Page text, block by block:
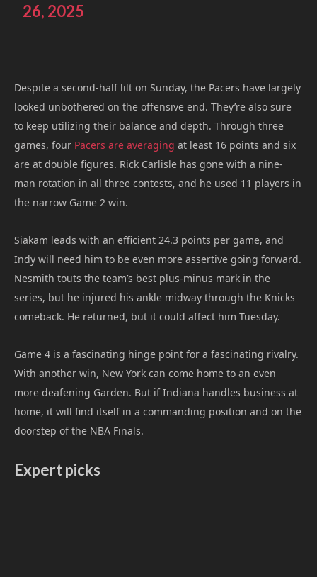
26, 2025
Despite a second-half lilt on Sunday, the Pacers have largely
looked unbothered on the offensive end. They’re also sure
to keep utilizing their balance and depth. Through three
games, four Pacers are averaging at least 16 points and six
are at double figures. Rick Carlisle has gone with a nine-
man rotation in all three contests, and he used 11 players in
the narrow Game 2 win.
Siakam leads with an efficient 24.3 points per game, and
Indy will need him to be even more assertive going forward.
Nesmith touts the team’s best plus-minus mark in the
series, but he injured his ankle midway through the Knicks
comeback. He returned, but it could affect him Tuesday.
Game 4 is a fascinating hinge point for a fascinating rivalry.
With another win, New York can come home to an even
more deafening Garden. But if Indiana handles business at
home, it will find itself in a commanding position and on the
doorstep of the NBA Finals.
Expert picks